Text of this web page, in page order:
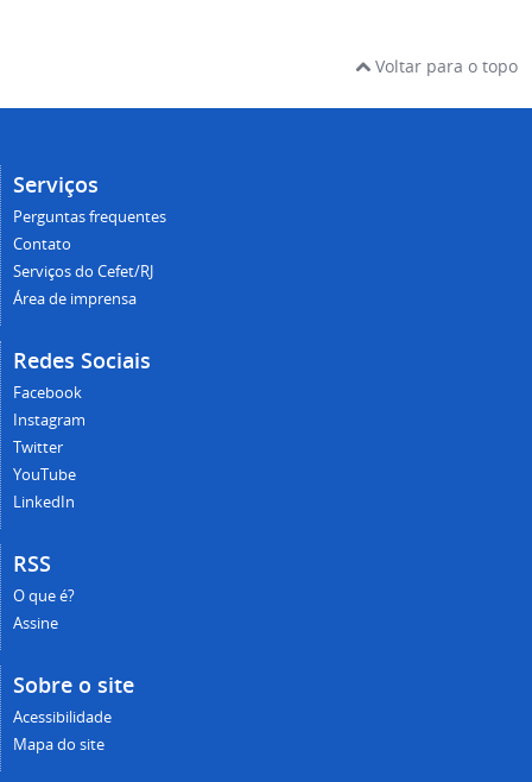
Voltar para o topo
Serviços
Perguntas frequentes
Contato
Serviços do Cefet/RJ
Área de imprensa
Redes Sociais
Facebook
Instagram
Twitter
YouTube
LinkedIn
RSS
O que é?
Assine
Sobre o site
Acessibilidade
Mapa do site